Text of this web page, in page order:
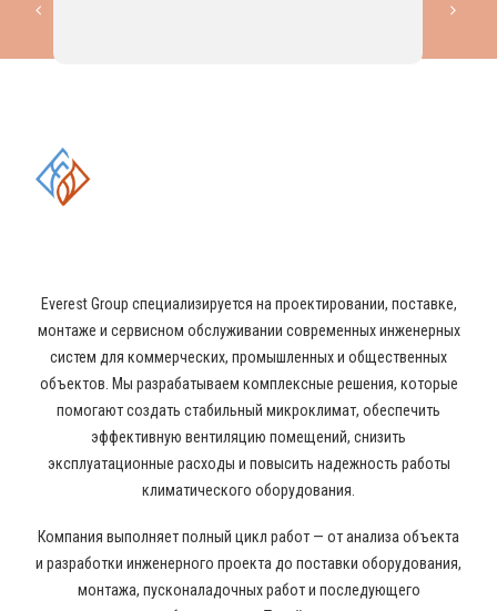
Everest Group специализируется на проектировании, поставке,
монтаже и сервисном обслуживании современных инженерных
систем для коммерческих, промышленных и общественных
объектов. Мы разрабатываем комплексные решения, которые
помогают создать стабильный микроклимат, обеспечить
эффективную вентиляцию помещений, снизить
эксплуатационные расходы и повысить надежность работы
климатического оборудования.
Компания выполняет полный цикл работ — от анализа объекта
и разработки инженерного проекта до поставки оборудования,
монтажа, пусконаладочных работ и последующего